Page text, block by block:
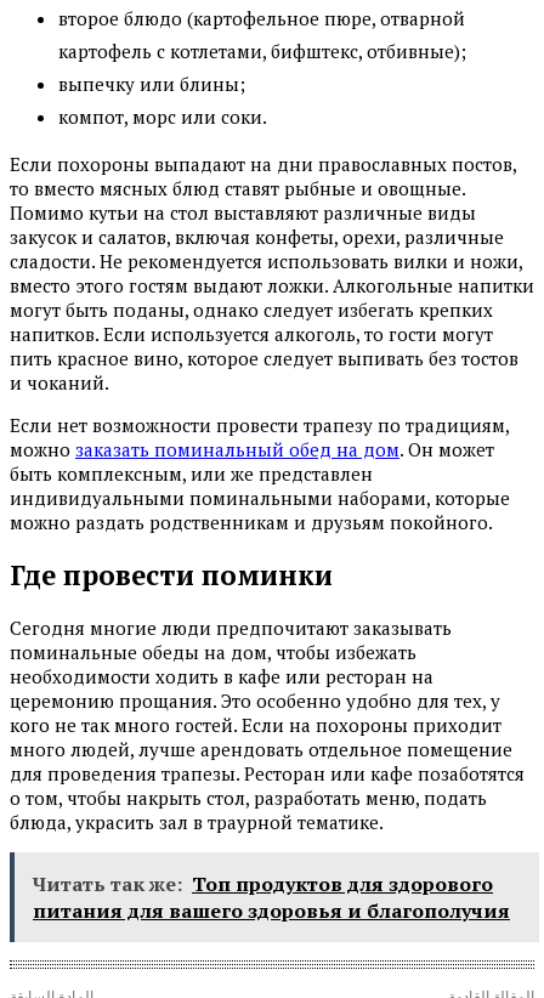
второе блюдо (картофельное пюре, отварной
картофель с котлетами, бифштекс, отбивные);
выпечку или блины;
компот, морс или соки.
Если похороны выпадают на дни православных постов,
то вместо мясных блюд ставят рыбные и овощные.
Помимо кутьи на стол выставляют различные виды
закусок и салатов, включая конфеты, орехи, различные
сладости. Не рекомендуется использовать вилки и ножи,
вместо этого гостям выдают ложки. Алкогольные напитки
могут быть поданы, однако следует избегать крепких
напитков. Если используется алкоголь, то гости могут
пить красное вино, которое следует выпивать без тостов
и чоканий.
Если нет возможности провести трапезу по традициям,
можно заказать поминальный обед на дом. Он может
быть комплексным, или же представлен
индивидуальными поминальными наборами, которые
можно раздать родственникам и друзьям покойного.
Где провести поминки
Сегодня многие люди предпочитают заказывать
поминальные обеды на дом, чтобы избежать
необходимости ходить в кафе или ресторан на
церемонию прощания. Это особенно удобно для тех, у
кого не так много гостей. Если на похороны приходит
много людей, лучше арендовать отдельное помещение
для проведения трапезы. Ресторан или кафе позаботятся
о том, чтобы накрыть стол, разработать меню, подать
блюда, украсить зал в траурной тематике.
Читать так же: Топ продуктов для здорового
питания для вашего здоровья и благополучия